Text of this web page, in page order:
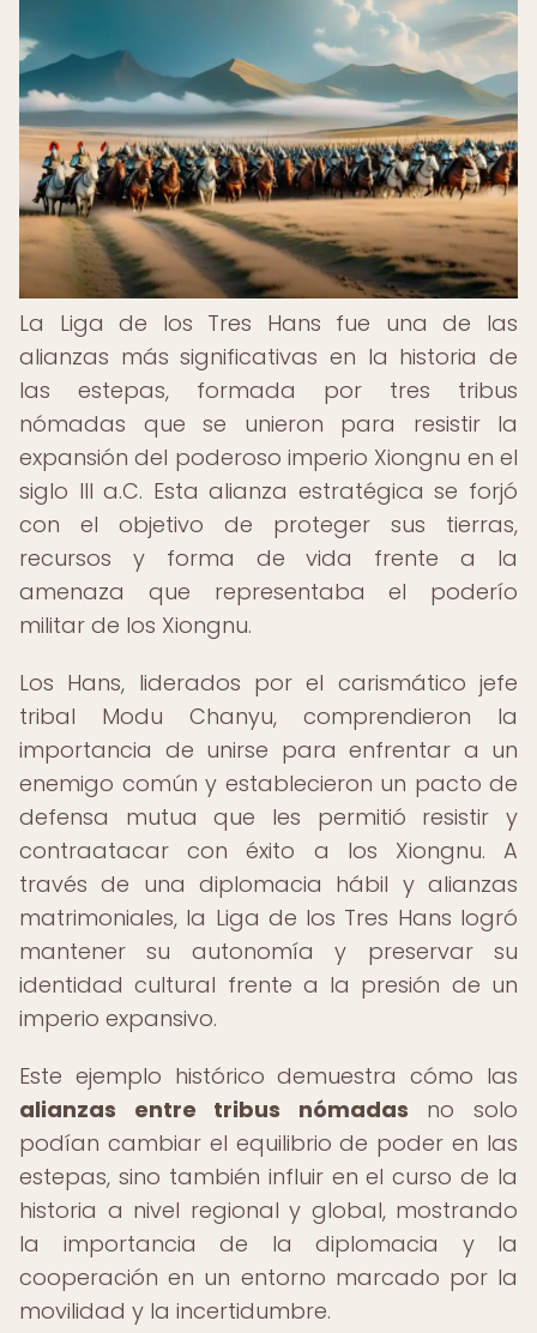
La Liga de los Tres Hans fue una de las
alianzas más significativas en la historia de
las estepas, formada por tres tribus
nómadas que se unieron para resistir la
expansión del poderoso imperio Xiongnu en el
siglo III a.C. Esta alianza estratégica se forjó
con el objetivo de proteger sus tierras,
recursos y forma de vida frente a la
amenaza que representaba el poderío
militar de los Xiongnu.
Los Hans, liderados por el carismático jefe
tribal Modu Chanyu, comprendieron la
importancia de unirse para enfrentar a un
enemigo común y establecieron un pacto de
defensa mutua que les permitió resistir y
contraatacar con éxito a los Xiongnu. A
través de una diplomacia hábil y alianzas
matrimoniales, la Liga de los Tres Hans logró
mantener su autonomía y preservar su
identidad cultural frente a la presión de un
imperio expansivo.
Este ejemplo histórico demuestra cómo las
alianzas entre tribus nómadas no solo
podían cambiar el equilibrio de poder en las
estepas, sino también influir en el curso de la
historia a nivel regional y global, mostrando
la importancia de la diplomacia y la
cooperación en un entorno marcado por la
movilidad y la incertidumbre.